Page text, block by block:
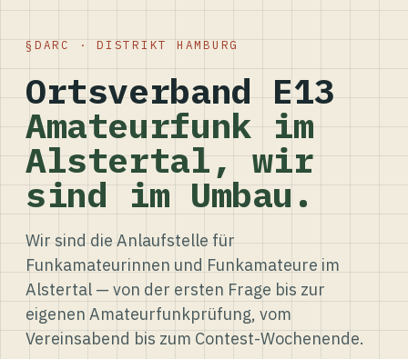
DARC · DISTRIKT HAMBURG
Ortsverband E13
Amateurfunk im
Alstertal, wir
sind im Umbau.
Wir sind die Anlaufstelle für
Funkamateurinnen und Funkamateure im
Alstertal — von der ersten Frage bis zur
eigenen Amateurfunkprüfung, vom
Vereinsabend bis zum Contest-Wochenende.